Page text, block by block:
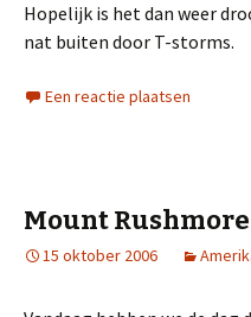
Hopelijk is het dan weer
nat buiten door T-storms.
Een reactie plaatsen
Mount Rushmore
15 oktober 2006